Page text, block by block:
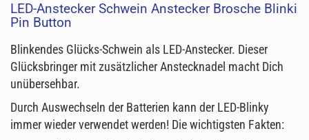
LED-Anstecker Schwein Anstecker Brosche Blinki
Pin Button
Blinkendes Glücks-Schwein als LED-Anstecker. Dieser
Glücksbringer mit zusätzlicher Anstecknadel macht Dich
unübersehbar.
Durch Auswechseln der Batterien kann der LED-Blinky
immer wieder verwendet werden! Die wichtigsten Fakten: